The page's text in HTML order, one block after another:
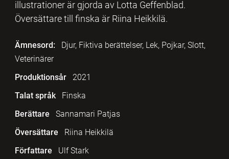
illustrationer är gjorda av Lotta Geffenblad.
Översättare till finska är Riina Heikkilä.
Ämnesord:
Djur, Fiktiva berättelser, Lek, Pojkar, Slott,
Veterinärer
Produktionsår
2021
Talat språk
Finska
Berättare
Sannamari Patjas
Översättare
Riina Heikkilä
Författare
Ulf Stark